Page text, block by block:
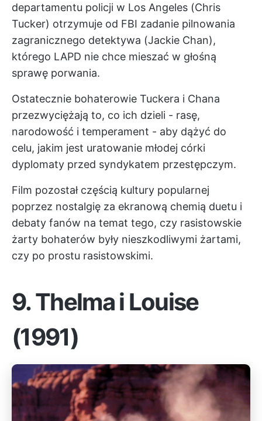
departamentu policji w Los Angeles (Chris
Tucker) otrzymuje od FBI zadanie pilnowania
zagranicznego detektywa (Jackie Chan),
którego LAPD nie chce mieszać w głośną
sprawę porwania.
Ostatecznie bohaterowie Tuckera i Chana
przezwyciężają to, co ich dzieli - rasę,
narodowość i temperament - aby dążyć do
celu, jakim jest uratowanie młodej córki
dyplomaty przed syndykatem przestępczym.
Film pozostał częścią kultury popularnej
poprzez nostalgię za ekranową chemią duetu i
debaty fanów na temat tego, czy rasistowskie
żarty bohaterów były nieszkodliwymi żartami,
czy po prostu rasistowskimi.
9.Thelma i Louise
(1991)